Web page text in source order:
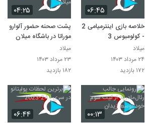
۰۶:۴۵
خلاصه بازی اینترمیامی 2
- کولومبوس 3
میلاد
۲۴ مرداد ۱۴۰۳
۱۷۲ بازدید
۰۴:۲۵
پشت صحنه حضور آلوارو
موراتا در باشگاه میلان
میلاد
۲۳ مرداد ۱۴۰۳
۱۸۲ بازدید
۰۰:۱۳ ۰۶:۴۴